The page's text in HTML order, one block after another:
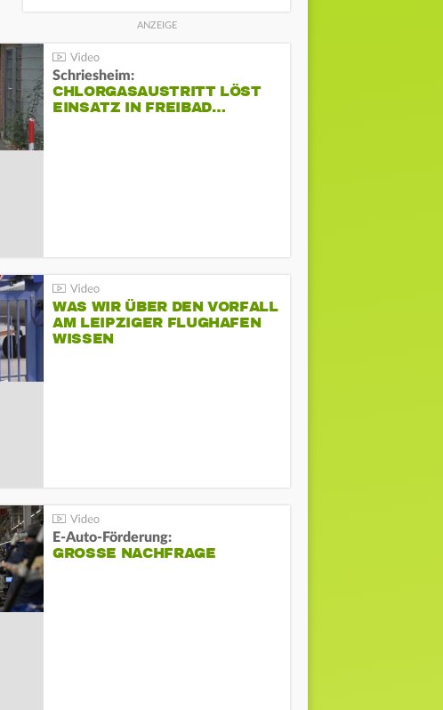
Schriesheim:
CHLORGASAUSTRITT LÖST
EINSATZ IN FREIBAD…
WAS WIR ÜBER DEN VORFALL
AM LEIPZIGER FLUGHAFEN
WISSEN
E-Auto-Förderung:
GROSSE NACHFRAGE